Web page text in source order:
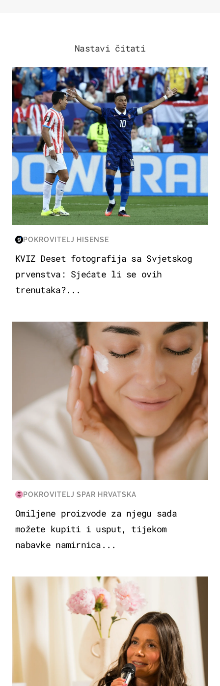
Nastavi čitati
SVJETSKO PRVENSTVO 2026
POKROVITELJ HISENSE
KVIZ Deset fotografija sa Svjetskog
prvenstva: Sjećate li se ovih
trenutaka?...
MODA & LJEPOTA
POKROVITELJ SPAR HRVATSKA
Omiljene proizvode za njegu sada
možete kupiti i usput, tijekom
nabavke namirnica...
MODA & LJEPOTA